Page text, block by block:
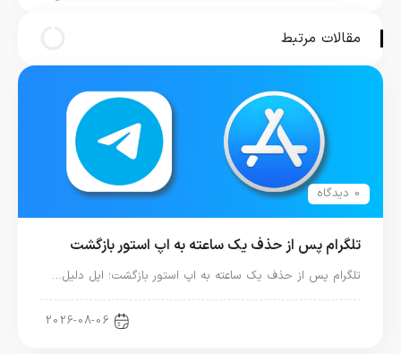
مقالات مرتبط
0 دیدگاه
تلگرام پس از حذف یک ساعته به اپ استور بازگشت
تلگرام پس از حذف یک ساعته به اپ استور بازگشت؛ اپل دلیل…
2026-08-06